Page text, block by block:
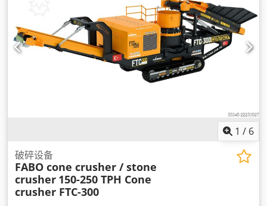
1 / 6
破碎设备
FABO cone crusher / stone
crusher 150-250 TPH Cone
crusher FTC-300